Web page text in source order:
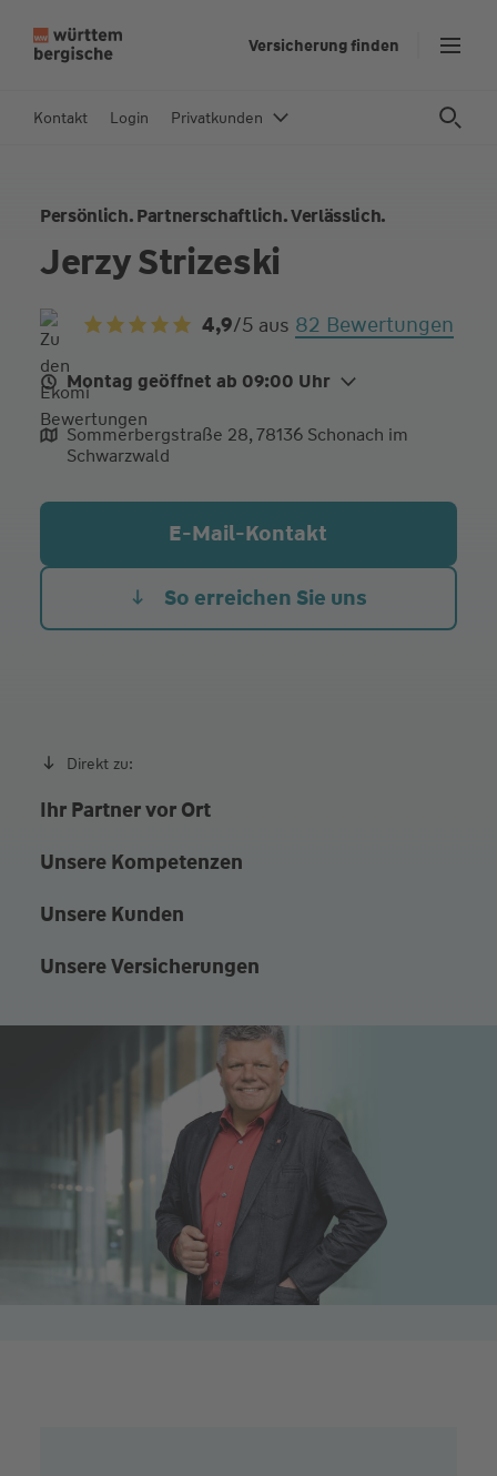
In
Versicherung finden
Kontakt Login Privatkunden
Persönlich. Partnerschaftlich. Verlässlich.
Jerzy Strizeski
4,9/5 aus 82 Bewertungen
Montag geöffnet ab 09:00 Uhr
Mo.
09:00 - 12:00
13:00 - 17:00
12:00 - 18:00
Mi.
09:00 - 12:00
13:00 - 17:00
12:00 - 18:00
Fr. Heute
09:00 - 12:00
13:00 - 17:00
Sommerbergstraße 28, 78136 Schonach im
Schwarzwald
E-Mail-Kontakt
So erreichen Sie uns
Direkt zu:
Ihr Partner vor Ort
Unsere Kompetenzen
Unsere Kunden
Unsere Versicherungen